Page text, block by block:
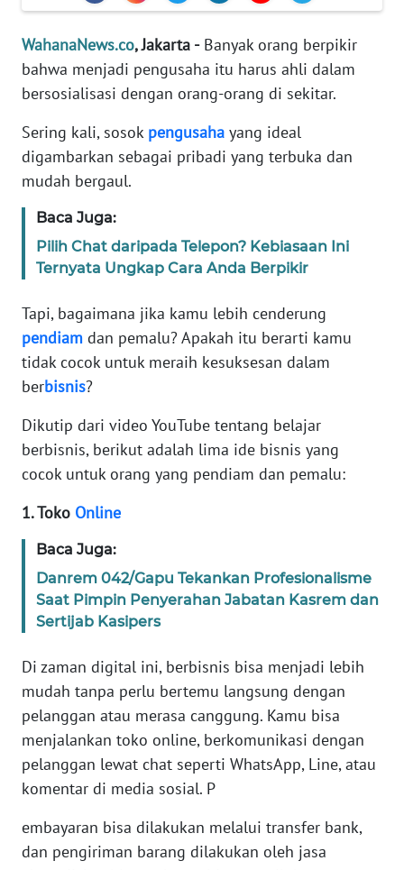
WahanaNews.co, Jakarta -Banyak orang berpikir
bahwa menjadi pengusaha itu harus ahli dalam
bersosialisasi dengan orang-orang di sekitar.
Sering kali, sosok pengusaha yang ideal
digambarkan sebagai pribadi yang terbuka dan
mudah bergaul.
Baca Juga:
Pilih Chat daripada Telepon? Kebiasaan Ini
Ternyata Ungkap Cara Anda Berpikir
Tapi, bagaimana jika kamu lebih cenderung
pendiam dan pemalu? Apakah itu berarti kamu
tidak cocok untuk meraih kesuksesan dalam
berbisnis?
Dikutip dari video YouTube tentang belajar
berbisnis, berikut adalah lima ide bisnis yang
cocok untuk orang yang pendiam dan pemalu:
1. Toko Online
Baca Juga:
Danrem 042/Gapu Tekankan Profesionalisme
Saat Pimpin Penyerahan Jabatan Kasrem dan
Sertijab Kasipers
Di zaman digital ini, berbisnis bisa menjadi lebih
mudah tanpa perlu bertemu langsung dengan
pelanggan atau merasa canggung. Kamu bisa
menjalankan toko online, berkomunikasi dengan
pelanggan lewat chat seperti WhatsApp, Line, atau
komentar di media sosial. P
embayaran bisa dilakukan melalui transfer bank,
dan pengiriman barang dilakukan oleh jasa
EDITORIAL
Informasi
INDEKS
KONTAK
KAMI
IKLAN
KAMI
PEDOMAN
MEDIA
REDAKSI
DISCLAIMER
Wahana
Regional
WN
SUMUT
WN
JAKARTA
JABAR